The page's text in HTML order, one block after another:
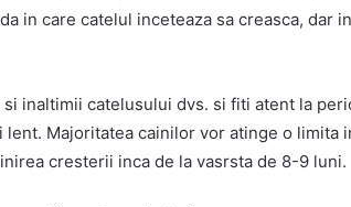
in care catelul inceteaza sa creasca, dar
inaltimii catelusului dvs. si fiti atent la
Majoritatea cainilor vor atinge o limita
cresterii inca de la vasrsta de 8-9 luni.